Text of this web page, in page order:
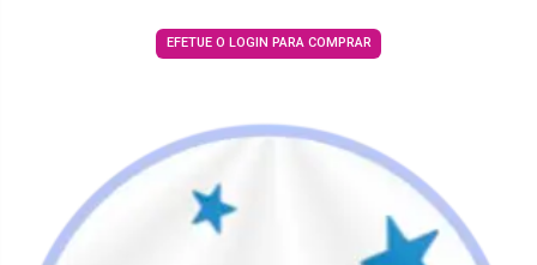
EFETUE O LOGIN PARA COMPRAR